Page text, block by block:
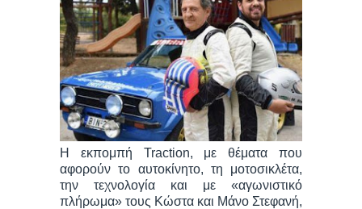
H εκπομπή Traction, με θέματα που
αφορούν το αυτοκίνητο, τη μοτοσικλέτα,
την τεχνολογία και με «αγωνιστικό
πλήρωμα» τους Κώστα και Μάνο Στεφανή,